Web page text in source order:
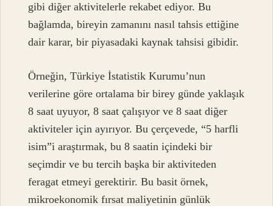
gibi diğer aktivitelerle rekabet ediyor. Bu
bağlamda, bireyin zamanını nasıl tahsis ettiğine
dair karar, bir piyasadaki kaynak tahsisi gibidir.
Örneğin, Türkiye İstatistik Kurumu’nun
verilerine göre ortalama bir birey günde yaklaşık
8 saat uyuyor, 8 saat çalışıyor ve 8 saat diğer
aktiviteler için ayırıyor. Bu çerçevede, “5 harfli
isim”i araştırmak, bu 8 saatin içindeki bir
seçimdir ve bu tercih başka bir aktiviteden
feragat etmeyi gerektirir. Bu basit örnek,
mikroekonomik fırsat maliyetinin günlük